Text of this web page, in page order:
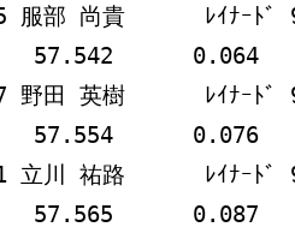
57.542      0.064
57.554      0.076
57.565      0.087